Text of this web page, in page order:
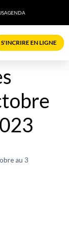
AGENDA
S'INCRIRE EN LIGNE
au 3